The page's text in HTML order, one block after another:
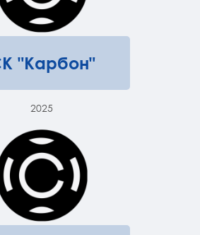
"Карбон"
2025